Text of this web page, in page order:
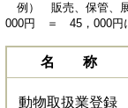
例） 販売、保管、
000円 ＝ 45，000円
名 称
動物取扱業登録